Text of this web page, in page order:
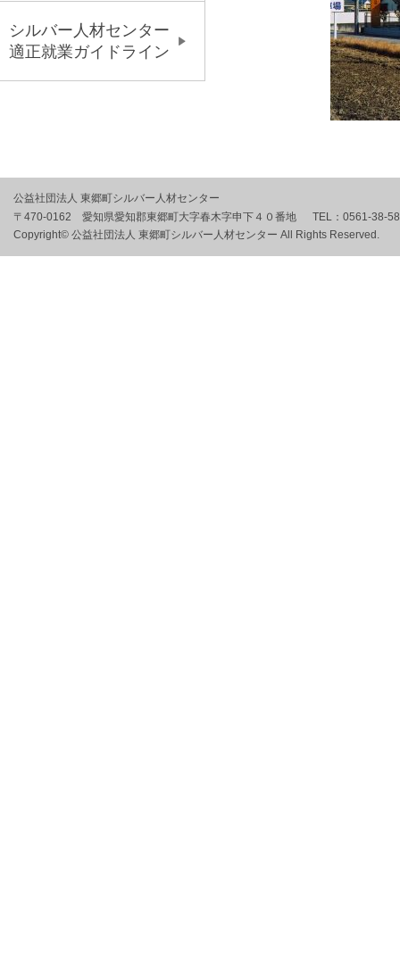
シルバー人材センター
適正就業ガイドライン
公益社団法人 東郷町シルバー人材センター
〒470-0162 愛知県愛知郡東郷町大字春木字申下４０番地
TEL： 0561-38-
Copyright© 公益社団法人 東郷町シルバー人材センター All Rights Reserved.